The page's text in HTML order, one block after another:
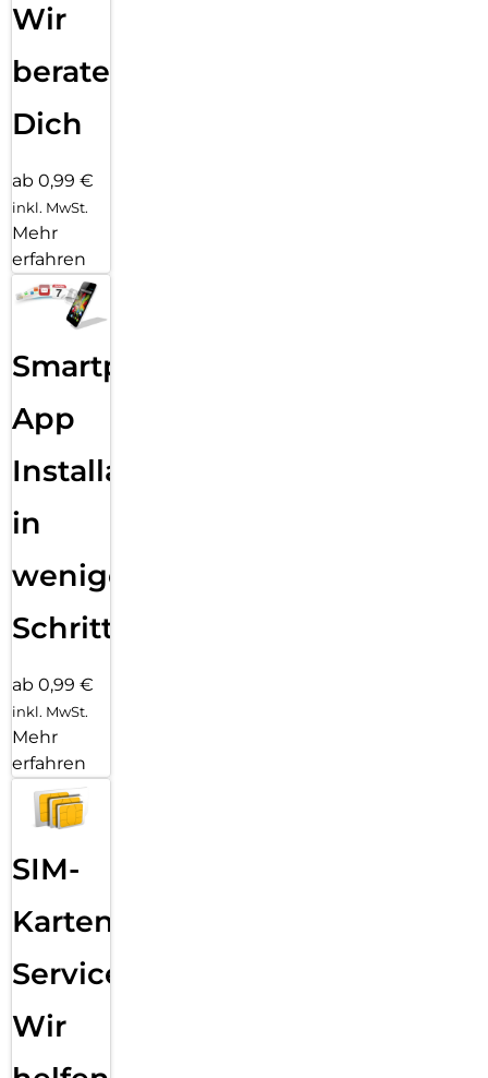
Wir
beraten
Dich
ab 0,99 €
inkl. MwSt.
Mehr
erfahren
Smartphone
App
Installation
in
wenigen
Schritten
ab 0,99 €
inkl. MwSt.
Mehr
erfahren
SIM-
Karten
Service:
Wir